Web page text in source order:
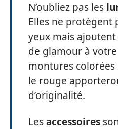
N’oubliez pas les
Elles ne protègent
yeux mais
de glamour à
montures
le rouge
d’originalité.
Lesaccessoires